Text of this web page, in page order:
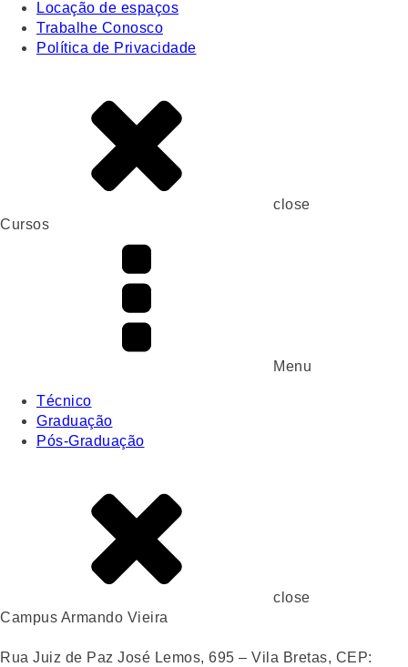
Locação de espaços
Trabalhe Conosco
Política de Privacidade
close
Cursos
Menu
Técnico
Graduação
Pós-Graduação
close
Campus Armando Vieira
Rua Juiz de Paz José Lemos, 695 – Vila Bretas, CEP: